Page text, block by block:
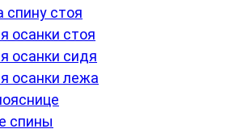
спину стоя
осанки стоя
осанки сидя
осанки лежа
спины